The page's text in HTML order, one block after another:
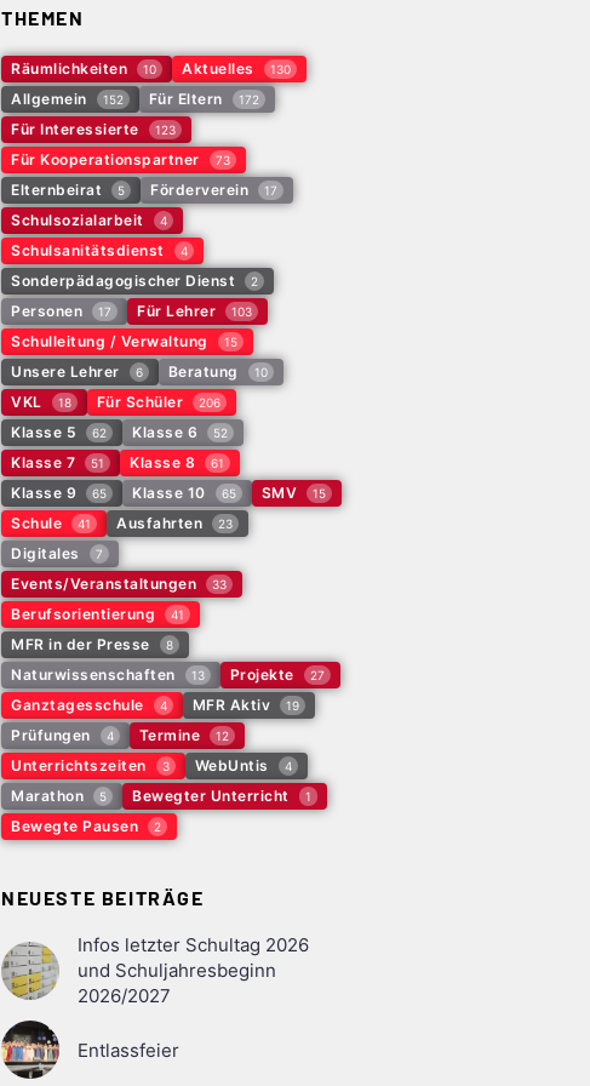
THEMEN
Räumlichkeiten 10 Aktuelles 130
Allgemein 152 Für Eltern 172
Für Interessierte 123
Für Kooperationspartner 73
Elternbeirat 5 Förderverein 17
Schulsozialarbeit 4
Schulsanitätsdienst 4
Sonderpädagogischer Dienst 2
Personen 17 Für Lehrer 103
Schulleitung / Verwaltung 15
Unsere Lehrer 6 Beratung 10
VKL 18 Für Schüler 206
Klasse 5 62 Klasse 6 52
Klasse 7 51 Klasse 8 61
Klasse 9 65 Klasse 10 65 SMV 15
Schule 41 Ausfahrten 23
Digitales 7
Events/Veranstaltungen 33
Berufsorientierung 41
MFR in der Presse 8
Naturwissenschaften 13 Projekte 27
Ganztagesschule 4 MFR Aktiv 19
Prüfungen 4 Termine 12
Unterrichtszeiten 3 WebUntis 4
Marathon 5 Bewegter Unterricht 1
Bewegte Pausen 2
NEUESTE BEITRÄGE
Infos letzter Schultag 2026
und Schuljahresbeginn
2026/2027
Entlassfeier